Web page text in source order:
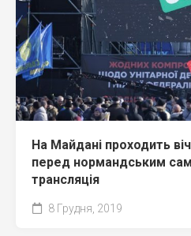
На Майдані проходить
перед нормандським
трансляція
8 Грудня, 2019